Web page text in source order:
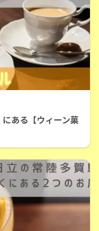
ある【ウィーン菓